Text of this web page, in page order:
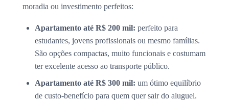
moradia ou investimento perfeitos:
Apartamento até R$ 200 mil: perfeito para
estudantes, jovens profissionais ou mesmo famílias.
São opções compactas, muito funcionais e costumam
ter excelente acesso ao transporte público.
Apartamento até R$ 300 mil: um ótimo equilíbrio
de custo-benefício para quem quer sair do aluguel.